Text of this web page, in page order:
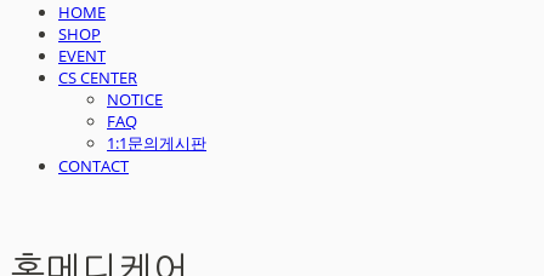
HOME
SHOP
EVENT
CS CENTER
NOTICE
FAQ
1:1문의게시판
CONTACT